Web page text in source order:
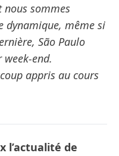
nous sommes
dynamique, même si
São Paulo
end.
appris au cours
l’actualité de